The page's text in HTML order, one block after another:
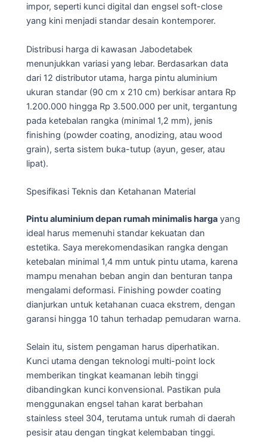
impor, seperti kunci digital dan engsel soft-close
yang kini menjadi standar desain kontemporer.
Distribusi harga di kawasan Jabodetabek
menunjukkan variasi yang lebar. Berdasarkan data
dari 12 distributor utama, harga pintu aluminium
ukuran standar (90 cm x 210 cm) berkisar antara Rp
1.200.000 hingga Rp 3.500.000 per unit, tergantung
pada ketebalan rangka (minimal 1,2 mm), jenis
finishing (powder coating, anodizing, atau wood
grain), serta sistem buka-tutup (ayun, geser, atau
lipat).
Spesifikasi Teknis dan Ketahanan Material
Pintu aluminium depan rumah minimalis harga yang
ideal harus memenuhi standar kekuatan dan
estetika. Saya merekomendasikan rangka dengan
ketebalan minimal 1,4 mm untuk pintu utama, karena
mampu menahan beban angin dan benturan tanpa
mengalami deformasi. Finishing powder coating
dianjurkan untuk ketahanan cuaca ekstrem, dengan
garansi hingga 10 tahun terhadap pemudaran warna.
Selain itu, sistem pengaman harus diperhatikan.
Kunci utama dengan teknologi multi-point lock
memberikan tingkat keamanan lebih tinggi
dibandingkan kunci konvensional. Pastikan pula
menggunakan engsel tahan karat berbahan
stainless steel 304, terutama untuk rumah di daerah
pesisir atau dengan tingkat kelembaban tinggi.